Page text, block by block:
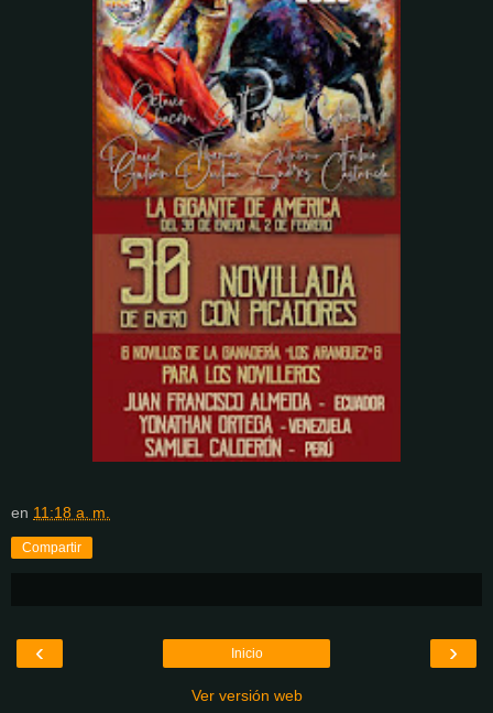
en 11:18 a. m.
Compartir
‹ ›
Inicio
Ver versión web